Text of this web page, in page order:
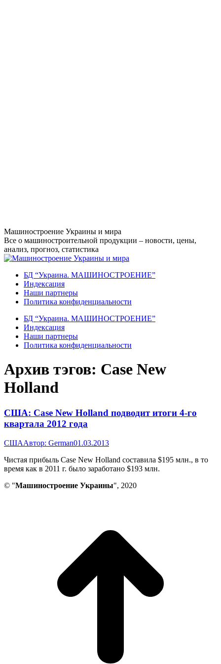
Перейти
к
содержанию
Машиностроение Украины и мира
Все о машиностроительной продукции – новости, цены,
анализ, прогноз, статистика
БД “Украина. МАШИНОСТРОЕНИЕ”
Индекcация
Наши партнеры
Политика конфиденциальности
БД “Украина. МАШИНОСТРОЕНИЕ”
Индекcация
Наши партнеры
Политика конфиденциальности
Архив тэгов: Case New
Holland
США: Case New Holland подводит итоги 4-го
квартала 2012 года
СШААвтор: German01.03.2013
Чистая прибыль Case New Holland составила $195 млн., в то
время как в 2011 г. было заработано $193 млн.
© "Машиностроение Украины", 2020